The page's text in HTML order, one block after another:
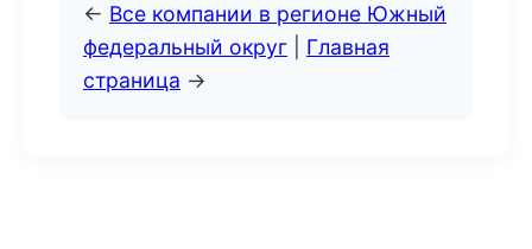
← Все компании в регионе Южный
федеральный округ
Главная
страница →